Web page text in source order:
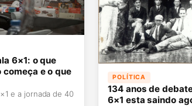
6×1: o que
começa e o que
e a jornada de 40
POLÍTICA
134 anos de
6×1 esta saindo